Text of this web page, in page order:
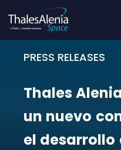
PRESS RELEASES
Thales
Thales
un nuevo
el desarrollo